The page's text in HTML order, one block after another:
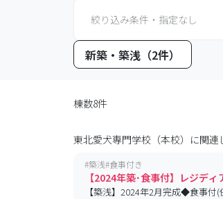
絞り込み条件・指定なし
新築・築浅（2件）
棟数8件
東北愛犬専門学校（本校） に関連
#築浅#食事付き
【2024年築･食事付】レジデ
【築浅】2024年2月完成◆食事